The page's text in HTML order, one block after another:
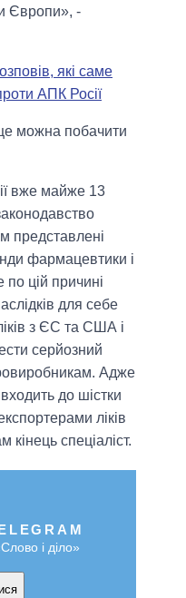
Європи», -
які саме
АПК Росії
можна побачити
вже майже 13
представлені
фармацевтики і
по цій причині
для себе
з ЄС та США і
серйозний
Адже
до шістки
ліків
кінець спеціаліст.
і діло»